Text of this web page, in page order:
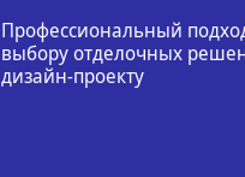
Профессиональный
выбору отделочных
дизайн-проекту